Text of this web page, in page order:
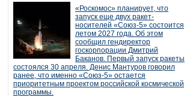
«Роскомос» планирует, что
запуск еще двух ракет-
носителей «Союз-5» состоится
летом 2027 года. Об этом
сообщил гендиректор
госкорпорации Дмитрий
Баканов. Первый запуск ракеты
состоялся 30 апреля. Денис Мантуров говорил
ранее, что именно «Союз-5» остается
приоритетным проектом российской космической
программы.